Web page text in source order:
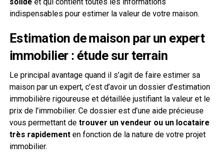
indispensables pour estimer la valeur de votre maison.
Estimation de maison par un expert
immobilier : étude sur terrain
Le principal avantage quand il s’agit de faire estimer sa
maison par un expert, c’est d’avoir un dossier d’estimation
immobilière rigoureuse et détaillée justifiant la valeur et le
prix de l’immobilier. Ce dossier est d’une aide précieuse
vous permettant de trouver un vendeur ou un locataire
très rapidementen fonction de la nature de votre projet
immobilier.